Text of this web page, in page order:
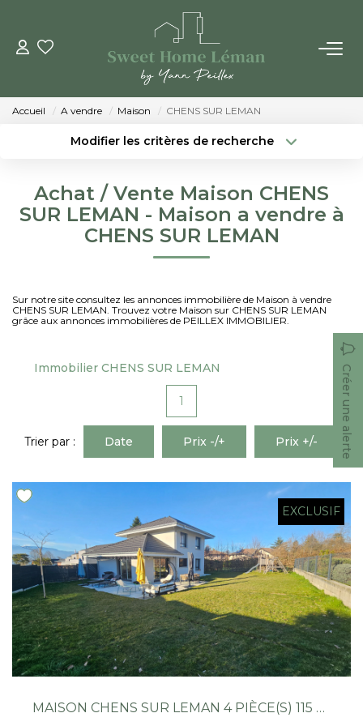
ACHETER
VENDRE
Qui Sommes-Nous
Nous Rejoindre
CONTACT
EN
Accueil A vendre Maison CHENS SUR LEMAN
Modifier les critères de recherche
Surface min Budget max
Plus de critères Créer une alerte
Achat / Vente Maison CHENS
SUR LEMAN - Maison a vendre à
CHENS SUR LEMAN
Sur notre site consultez les annonces immobilière de Maison à vendre
CHENS SUR LEMAN. Trouvez votre Maison sur CHENS SUR LEMAN
grâce aux annonces immobilières de PEILLEX IMMOBILIER.
Immobilier CHENS SUR LEMAN Créer une alerte
1
Trier par : Date Prix -/+ Prix +/-
EXCLUSIF
MAISON CHENS SUR LEMAN 4 PIÈCE(S) 115 M2